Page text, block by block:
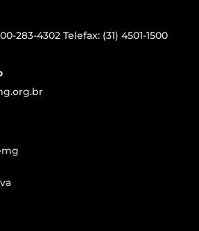
283-4302 Telefax: (31) 4501-1500